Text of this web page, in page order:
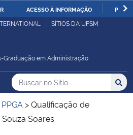
IR
ACESSO À INFORMAÇÃO
Pública
SÍTIOS DA UFSM
Graduação em Administração
do Sítio
Busca
Buscar no no Sítio
Busca:
PPGA >Qualificação de
Soares